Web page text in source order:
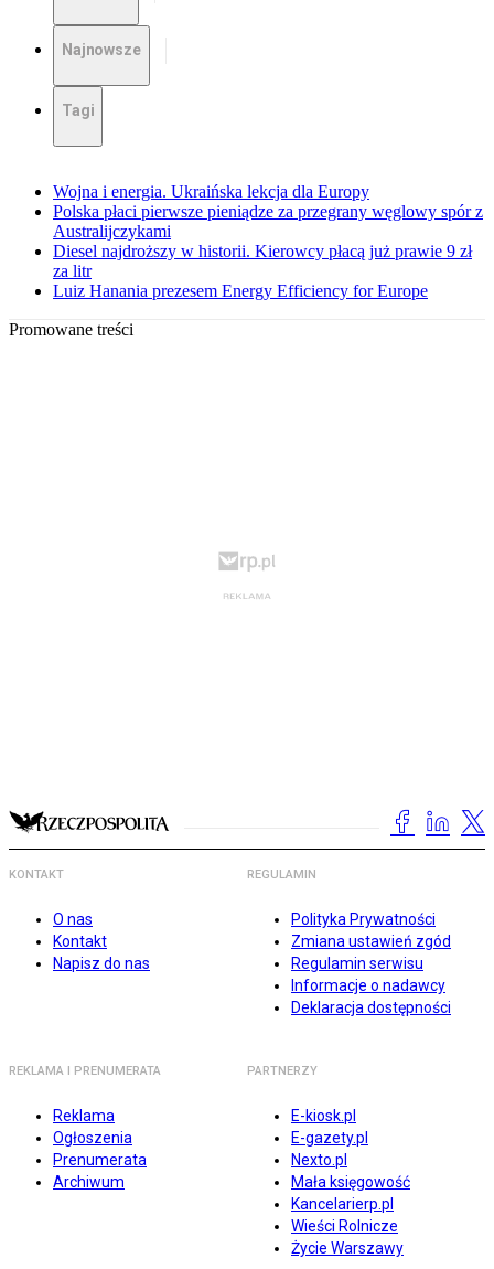
Najnowsze
Tagi
Wojna i energia. Ukraińska lekcja dla Europy
Polska płaci pierwsze pieniądze za przegrany węglowy spór z
Australijczykami
Diesel najdroższy w historii. Kierowcy płacą już prawie 9 zł
za litr
Luiz Hanania prezesem Energy Efficiency for Europe
Promowane treści
KONTAKT
O nas
Kontakt
Napisz do nas
REGULAMIN
Polityka Prywatności
Zmiana ustawień zgód
Regulamin serwisu
Informacje o nadawcy
Deklaracja dostępności
REKLAMA I PRENUMERATA
Reklama
Ogłoszenia
Prenumerata
Archiwum
PARTNERZY
E-kiosk.pl
E-gazety.pl
Nexto.pl
Mała księgowość
Kancelarierp.pl
Wieści Rolnicze
Życie Warszawy